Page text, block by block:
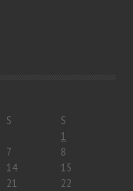
S S
1
7
8
14
15
21
22